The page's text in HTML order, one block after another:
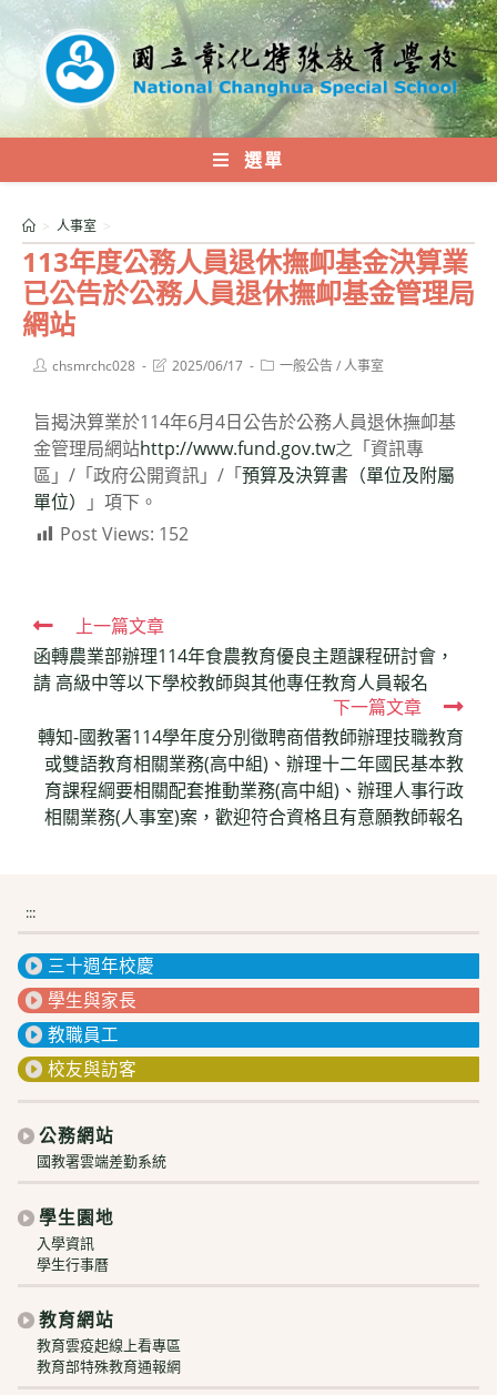
內
選單
113年度公務人員退休撫卹基金決算業
已公告於公務人員退休撫卹基金管理局
網站
> 人事室 >
Postchsmrchc028
Post2025/06/17
Post一般公告/人事室
旨揭決算業於114年6月4日公告於公務人員退休撫卹基
金管理局網站http://www.fund.gov.tw之「資訊專
區」/「政府公開資訊」/「預算及決算書（單位及附屬
單位）
」項下。
Post Views: 152
Read
more
articles
上一篇文章
函轉農業部辦理114年食農教育優良主題課程研討會，
請 高級中等以下學校教師與其他專任教育人員報名
下一篇文章
轉知-國教署114學年度分別徵聘商借教師辦理技職教育
或雙語教育相關業務(高中組)、辦理十二年國民基本教
育課程綱要相關配套推動業務(高中組)、辦理人事行政
相關業務(人事室)案，歡迎符合資格且有意願教師報名
:::
三十週年校慶
學生與家長
教職員工
校友與訪客
公務網站
國教署雲端差勤系統
學生園地
入學資訊
學生行事曆
教育網站
教育雲疫起線上看專區
教育部特殊教育通報網